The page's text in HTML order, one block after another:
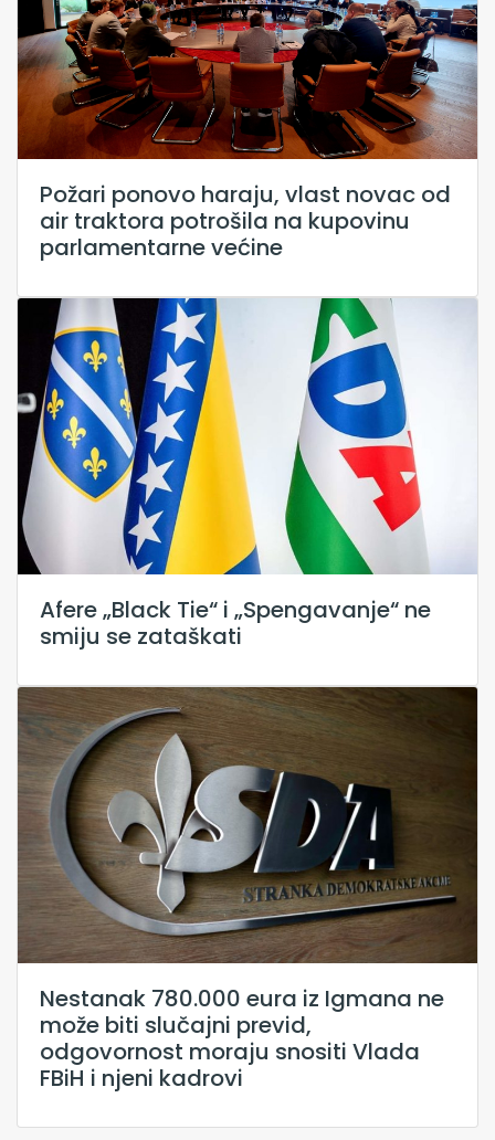
Požari ponovo haraju, vlast novac od
air traktora potrošila na kupovinu
parlamentarne većine
Afere „Black Tie“ i „Spengavanje“ ne
smiju se zataškati
Nestanak 780.000 eura iz Igmana ne
može biti slučajni previd,
odgovornost moraju snositi Vlada
FBiH i njeni kadrovi